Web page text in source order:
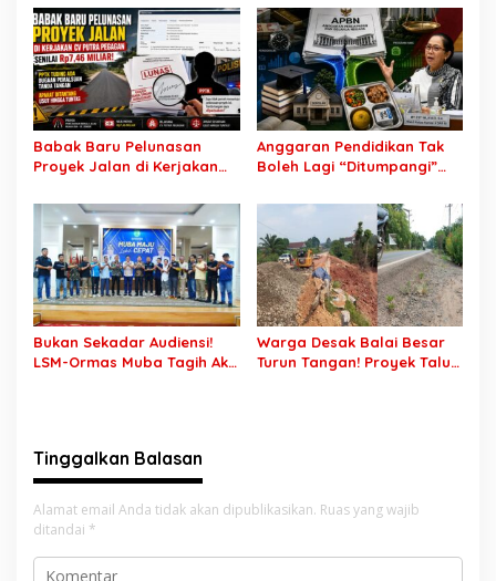
bagi Warga Lokal
Sertifikat Pramuka Garuda
Kini Buka Jalur Khusus
Rekrutmen TNI-Polri, 784
Garuda Siap Sambut
Peluang Emas
Babak Baru Pelunasan
Proyek Jalan di Kerjakan
Rp7,46 Miliar! PPTK Tuding
Ada Dugaan Pemalsuan
Tanda Tangan, Aparat
Ditantang Usut Hingga
Tuntas
Anggaran Pendidikan Tak
Boleh Lagi “Ditumpangi”
Wajib Segera Dilaksanakan!
Bukan Sekadar Audiensi!
LSM-Ormas Muba Tagih Aksi
Warga Desak Balai Besar
Turun Tangan! Proyek Talut
Tinggalkan Balasan
Alamat email Anda tidak akan dipublikasikan. Ruas yang wajib
ditandai *